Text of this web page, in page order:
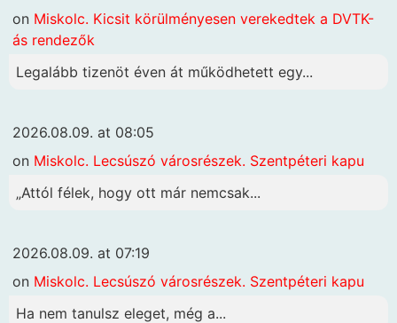
on Miskolc. Kicsit körülményesen verekedtek a DVTK-
ás rendezők
Legalább tizenöt éven át működhetett egy...
2026.08.09. at 08:05
on Miskolc. Lecsúszó városrészek. Szentpéteri kapu
„Attól félek, hogy ott már nemcsak...
2026.08.09. at 07:19
on Miskolc. Lecsúszó városrészek. Szentpéteri kapu
Ha nem tanulsz eleget, még a...